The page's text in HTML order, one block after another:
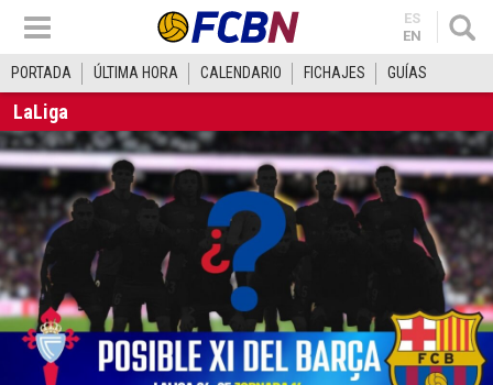
ES
EN
PORTADA ÚLTIMA HORA CALENDARIO FICHAJES GUÍAS
LaLiga